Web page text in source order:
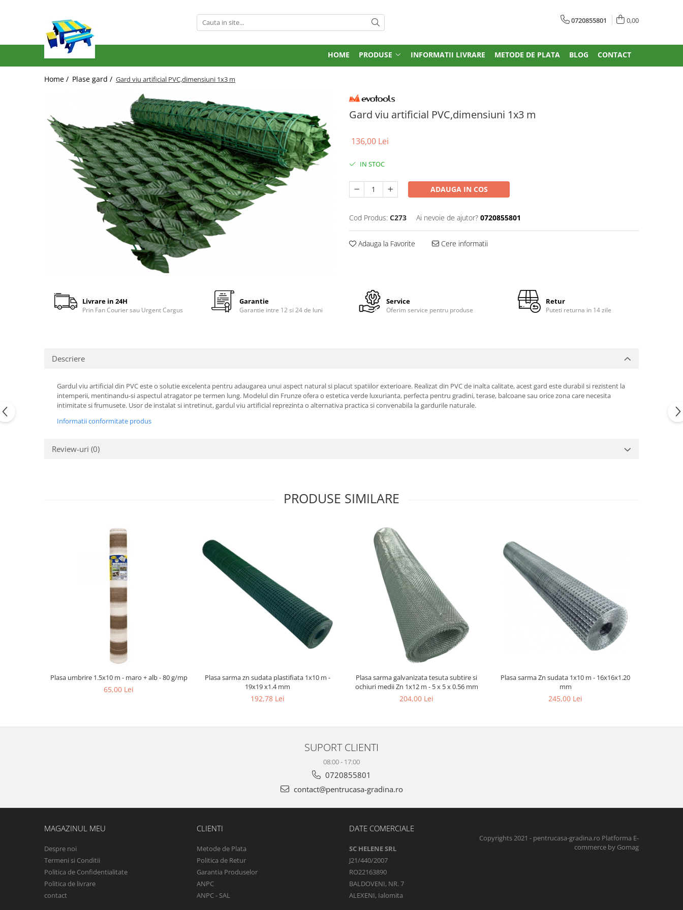
Produse
Plasa sarma galvanizata zincata
Plasa sarma rabitz
Utilaje agricole
0720855801 0,00
HOME PRODUSE INFORMATII LIVRARE METODE DE PLATA BLOG CONTACT
Home / Plase gard / Gard viu artificial PVC,dimensiuni 1x3 m
Gard viu artificial PVC,dimensiuni 1x3 m
136,00 Lei
IN STOC
ADAUGA IN COS
Cod Produs: C273 Ai nevoie de ajutor? 0720855801
Adauga la Favorite Cere informatii
Livrare in 24H
Prin Fan Courier sau Urgent Cargus
Garantie
Garantie intre 12 si 24 de luni
Service
Oferim service pentru produse
Retur
Puteti returna in 14 zile
Descriere
Gardul viu artificial din PVC este o solutie excelenta pentru adaugarea unui aspect natural si placut spatiilor exterioare. Realizat din PVC de inalta calitate, acest gard este durabil si rezistent la
intemperii, mentinandu-si aspectul atragator pe termen lung. Modelul din Frunze ofera o estetica verde luxurianta, perfecta pentru gradini, terase, balcoane sau orice zona care necesita
intimitate si frumusete. Usor de instalat si intretinut, gardul viu artificial reprezinta o alternativa practica si convenabila la gardurile naturale.
Informatii conformitate produs
Review-uri (0)
PRODUSE SIMILARE
Plasa umbrire 1.5x10 m - maro + alb - 80 g/mp
65,00 Lei
Plasa sarma zn sudata plastifiata 1x10 m -
19x19 x1.4 mm
192,78 Lei
Plasa sarma galvanizata tesuta subtire si
ochiuri medii Zn 1x12 m - 5 x 5 x 0.56 mm
204,00 Lei
Plasa sarma Zn sudata 1x10 m - 16x16x1.20
mm
245,00 Lei
SUPORT CLIENTI
08:00 - 17:00
0720855801
contact@pentrucasa-gradina.ro
MAGAZINUL MEU
Despre noi
Termeni si Conditii
Politica de Confidentialitate
Politica de livrare
contact
CLIENTI
Metode de Plata
Politica de Retur
Garantia Produselor
ANPC
ANPC - SAL
DATE COMERCIALE
SC HELENE SRL
J21/440/2007
RO22163890
BALDOVENI, NR. 7
ALEXENI, Ialomita
Copyrights 2021 - pentrucasa-gradina.ro Platforma E-
commerce by Gomag